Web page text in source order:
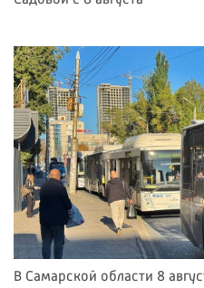
В Самарской области 8